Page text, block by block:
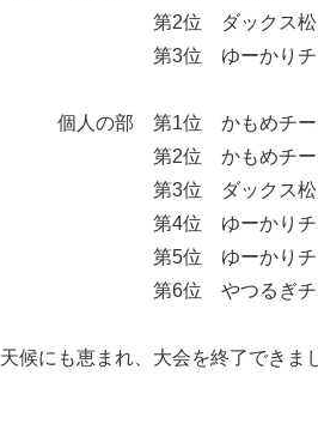
第2位 ダックス松戸 （
第3位 ゆーかりチーム（
個人の部 第1位 かもめチー
第2位 かもめチーム
第3位 ダックス松戸
第4位 ゆーかりチーム
第5位 ゆーかりチーム
第6位 やつるぎチーム
天候にも恵まれ、大会を終了できま